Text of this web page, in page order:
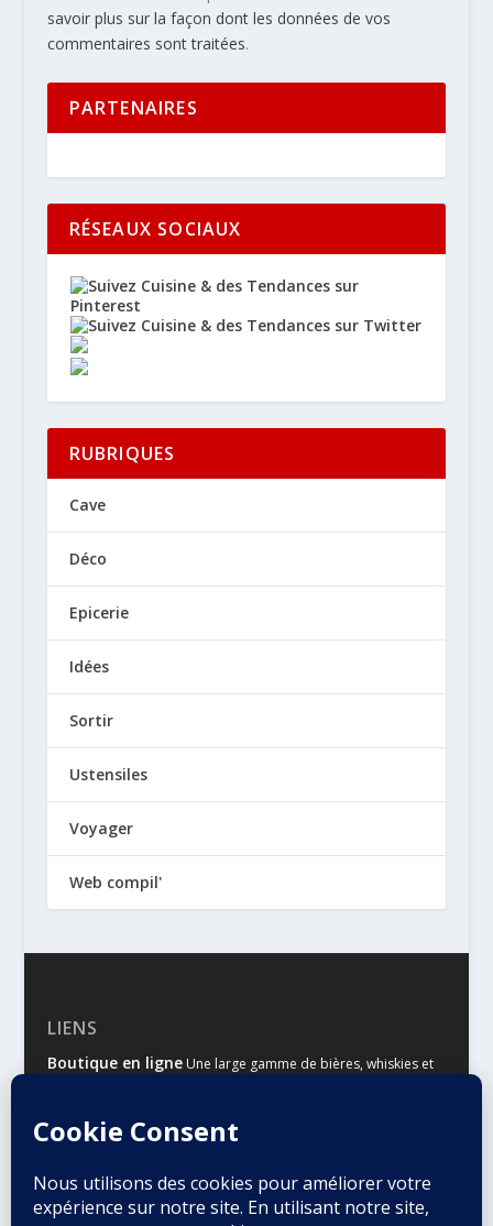
savoir plus sur la façon dont les données de vos
commentaires sont traitées.
PARTENAIRES
RÉSEAUX SOCIAUX
RUBRIQUES
Cave
Déco
Epicerie
Idées
Sortir
Ustensiles
Voyager
Web compil'
LIENS
Boutique en ligneUne large gamme de bières, whiskies et
Malts & HoublonsLe site d’information des amateurs de